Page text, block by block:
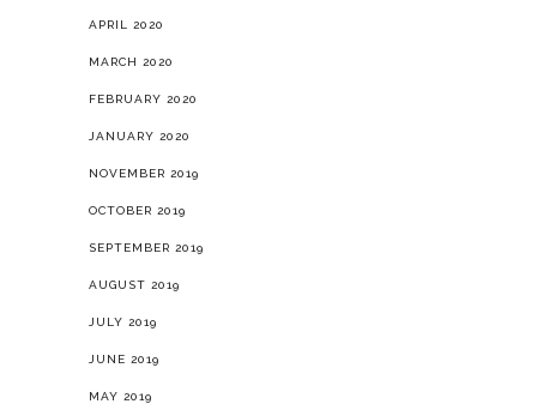
APRIL 2020
MARCH 2020
FEBRUARY 2020
JANUARY 2020
NOVEMBER 2019
OCTOBER 2019
SEPTEMBER 2019
AUGUST 2019
JULY 2019
JUNE 2019
MAY 2019